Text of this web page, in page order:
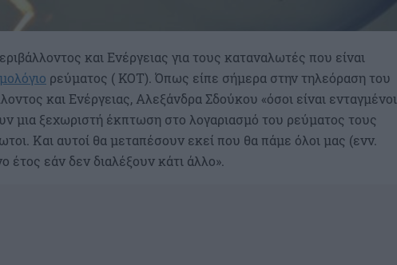
και Ενέργειας για τους καταναλωτές που είναι
ρεύματος ( ΚΟΤ). Όπως είπε σήμερα στην τηλεόραση του
και Ενέργειας, Αλεξάνδρα Σδούκου «όσοι είναι ενταγμένοι
μια ξεχωριστή έκπτωση στο λογαριασμό του ρεύματος τους
Και αυτοί θα μεταπέσουν εκεί που θα πάμε όλοι μας (ενν.
έτος εάν δεν διαλέξουν κάτι άλλο».